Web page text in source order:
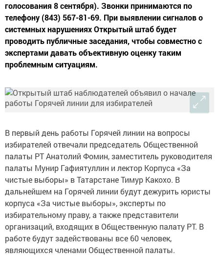
голосования 8 сентября). Звонки принимаются по
телефону (843) 567-81-69. При выявлении сигналов о
системных нарушениях Открытый штаб будет
проводить публичные заседания, чтобы совместно с
экспертами давать объективную оценку таким
проблемным ситуациям.
В первый день работы Горячей линии на вопросы
избирателей отвечали председатель Общественной
палаты РТ Анатолий Фомин, заместитель руководителя
палаты Мунир Гафиятуллин и лектор Корпуса «За
чистые выборы» в Татарстане Тимур Какохо. В
дальнейшем на Горячей линии будут дежурить юристы
корпуса «За чистые выборы», эксперты по
избирательному праву, а также представители
организаций, входящих в Общественную палату РТ. В
работе будут задействованы все 60 человек,
являющихся членами Общественной палаты.